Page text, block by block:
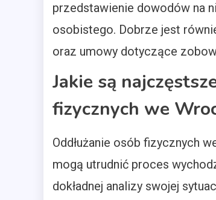
przedstawienie dowodów na
osobistego. Dobrze jest
oraz umowy dotyczące
Jakie są
fizycznych we
Oddłużanie osób fizycznych
mogą utrudnić proces
dokładnej analizy swojej